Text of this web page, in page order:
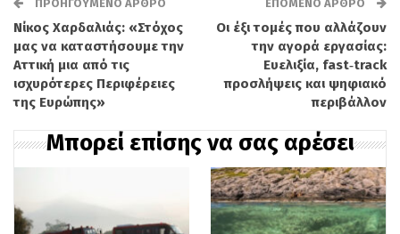
κατοίκους,που αποτελούν την πολύ
μεγάλη πλειοψηφία, και διασφαλίζει τη
δυνατότητα δόμησης έως τα σημερινά
όρια. Κατ’ αυτόν τον τρόπο,
κατοχυρώνονται πολεοδομικά όλα τα
χωριά της επικράτειας και συνολικά
περίπου το 93% των οικισμών κάτω των
2.000 κατοίκων.
ΠΡΟΗΓΟΎΜΕΝΟ ΆΡΘΡΟ
Νίκος Χαρδαλιάς: «Στόχος
μας να καταστήσουμε την
Αττική μια από τις
ισχυρότερες Περιφέρειες
της Ευρώπης»
ΕΠΌΜΕΝΟ ΆΡΘΡΟ
Οι έξι τομές που αλλάζουν
την αγορά εργασίας:
Ευελιξία, fast‑track
προσλήψεις και ψηφιακό
περιβάλλον
Μπορεί επίσης να σας αρέσει